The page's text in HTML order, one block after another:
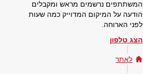
המשתתפים נרשמים מראש ומקבלים
הודעה על המיקום המדוייק כמה שעות
לפני הארוחה.
הצג טלפון
לאתר